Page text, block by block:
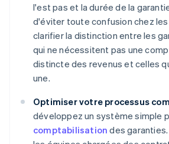
l'est pas et la durée de la
d'éviter toute confusion chez
clarifier la distinction entre les
qui ne nécessitent pas une
distincte des revenus et celles
une.
Optimiser votre processus
développez un système simple
comptabilisation des